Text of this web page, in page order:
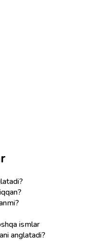
ismlar
anglatadi?